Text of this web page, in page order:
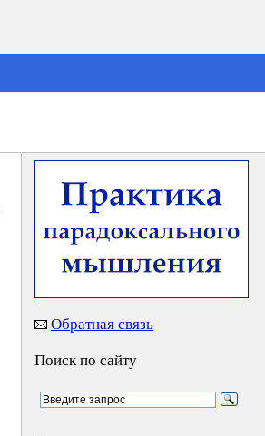
Обратная связь
Поиск по сайту